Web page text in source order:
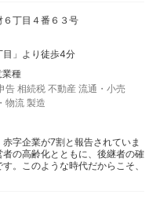
丁目４番６３号
目」より徒歩4分
業種
告 相続税 不動産 流通・小売
物流 製造
字企業が7割と報告されていま
の高齢化とともに、後継者の確
。このような時代だからこそ、